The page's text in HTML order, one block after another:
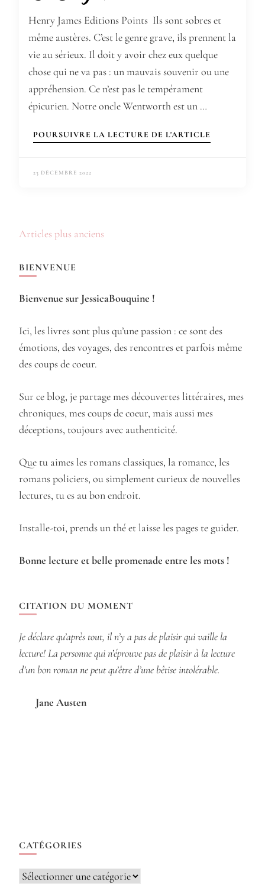
Henry James Editions Points Ils sont sobres et
même austères. C’est le genre grave, ils prennent la
vie au sérieux. Il doit y avoir chez eux quelque
chose qui ne va pas : un mauvais souvenir ou une
appréhension. Ce n’est pas le tempérament
épicurien. Notre oncle Wentworth est un …
POURSUIVRE LA LECTURE DE L'ARTICLE
23 DÉCEMBRE 2022
Navigation
articles
Articles plus anciens
BIENVENUE
Bienvenue sur JessicaBouquine !
Ici, les livres sont plus qu’une passion : ce sont des
émotions, des voyages, des rencontres et parfois même
des coups de coeur.
Sur ce blog, je partage mes découvertes littéraires, mes
chroniques, mes coups de coeur, mais aussi mes
déceptions, toujours avec authenticité.
Que tu aimes les romans classiques, la romance, les
romans policiers, ou simplement curieux de nouvelles
lectures, tu es au bon endroit.
Installe-toi, prends un thé et laisse les pages te guider.
Bonne lecture et belle promenade entre les mots !
CITATION DU MOMENT
Je déclare qu’après tout, il n’y a pas de plaisir qui vaille la
lecture! La personne qui n’éprouve pas de plaisir à la lecture
d’un bon roman ne peut qu’être d’une bêtise intolérable.
Jane Austen
CATÉGORIES
Catégories